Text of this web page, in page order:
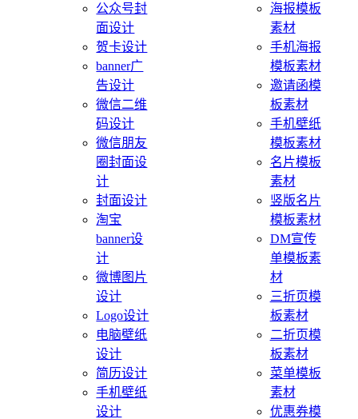
公众号封
面设计
贺卡设计
banner广
告设计
微信二维
码设计
微信朋友
圈封面设
计
封面设计
淘宝
banner设
计
微博图片
设计
Logo设计
电脑壁纸
设计
简历设计
手机壁纸
设计
海报模板
素材
手机海报
模板素材
邀请函模
板素材
手机壁纸
模板素材
名片模板
素材
竖版名片
模板素材
DM宣传
单模板素
材
三折页模
板素材
二折页模
板素材
菜单模板
素材
优惠券模